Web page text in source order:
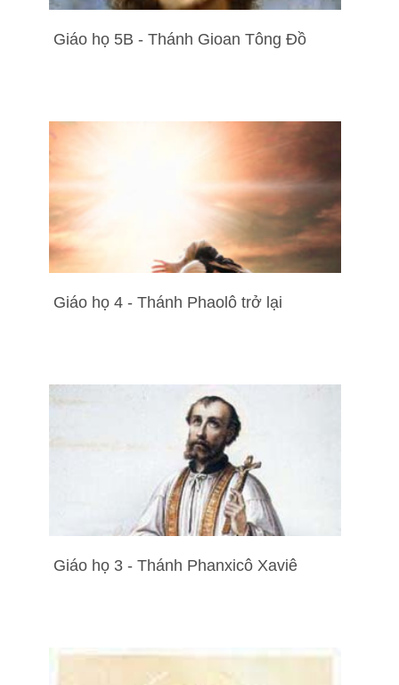
Giáo họ 5B - Thánh Gioan Tông Đồ
Giáo họ 4 - Thánh Phaolô trở lại
Giáo họ 3 - Thánh Phanxicô Xaviê